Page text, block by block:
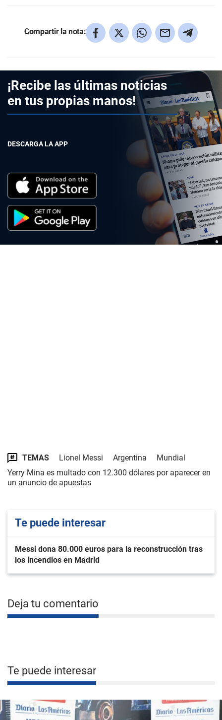
Compartir la nota:
¡Recibe las últimas noticias
en tus propias manos!
DESCARGA LA APP
TEMAS Lionel Messi Argentina
Mundial
Yerry Mina es multado con 12.300 dólares por aparecer en
un anuncio de apuestas
Te puede interesar
Messi dona 80.000 euros para la reconstrucción tras
los incendios en Madrid
Deja tu comentario
Te puede interesar